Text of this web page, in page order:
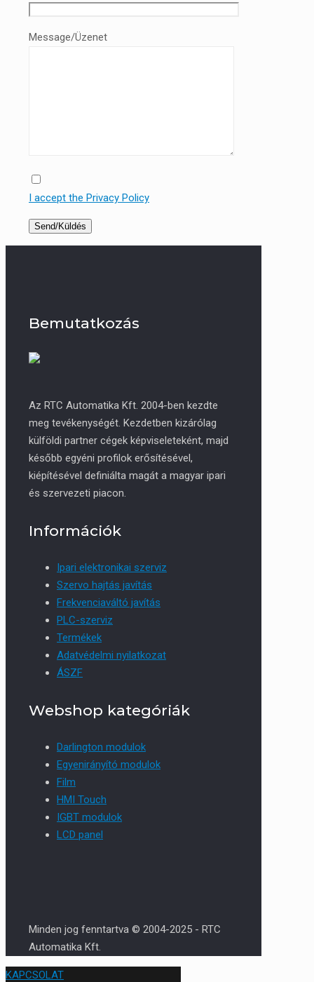
Message/Üzenet
I accept the Privacy Policy
Bemutatkozás
Az RTC Automatika Kft. 2004-ben kezdte
meg tevékenységét. Kezdetben kizárólag
külföldi partner cégek képviseleteként, majd
később egyéni profilok erősítésével,
kiépítésével definiálta magát a magyar ipari
és szervezeti piacon.
Információk
Ipari elektronikai szerviz
Szervo hajtás javítás
Frekvenciaváltó javítás
PLC-szerviz
Termékek
Adatvédelmi nyilatkozat
ÁSZF
Webshop kategóriák
Darlington modulok
Egyenirányító modulok
Film
HMI Touch
IGBT modulok
LCD panel
Minden jog fenntartva © 2004-2025 - RTC
Automatika Kft.
KAPCSOLAT